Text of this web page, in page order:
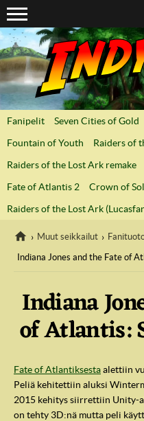
Suoraan sisältöön
Fanipelit Seven Cities of Gold
Fountain of Youth
Raiders of
Raiders of the Lost Ark remake
Fate of Atlantis 2
Crown of
Raiders of the Lost Ark
Muut seikkailut
Indiana Jones and the Fate of
Indiana
of Atlantis:
Fate of Atlantiksestaalettiin
Peliä kehitettiin aluksi
2015 kehitys siirrettiin Unity-
on tehty 3D:nä mutta peli